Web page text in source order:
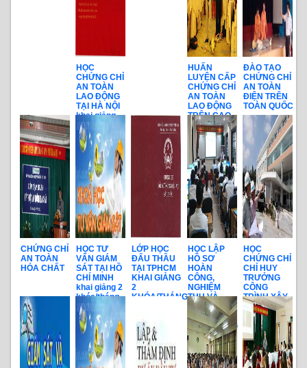
HỌC
CHỨNG CHỈ
AN TOÀN
LAO ĐỘNG
TẠI HÀ NỘI
khai giảng
hàng tháng
HUẤN
LUYỆN CẤP
CHỨNG CHỈ
AN TOÀN
LAO ĐỘNG
TRÊN CAO
ĐÀO TẠO
CHỨNG CHỈ
AN TOÀN
ĐIỆN TRÊN
TOÀN QUỐC
CHỨNG CHỈ
AN TOÀN
HÓA CHẤT
HỌC TƯ
VẤN GIÁM
SÁT TẠI HỒ
CHÍ MINH
khai giảng 2
khóa/tháng
LỚP HỌC
ĐẤU THẦU
TẠI TPHCM
KHAI GIẢNG
2
KHÓA/THÁNG
HỌC LẬP
HỒ SƠ
HOÀN
CÔNG,
NGHIỆM
THU VÀ
THANH
QUYẾT
TOÁN CÔNG
TRÌNH
HỌC
CHỨNG CHỈ
CHỈ HUY
TRƯỞNG
CÔNG
TRÌNH XÂY
DỰNG TRÊN
TOÀN QUỐC